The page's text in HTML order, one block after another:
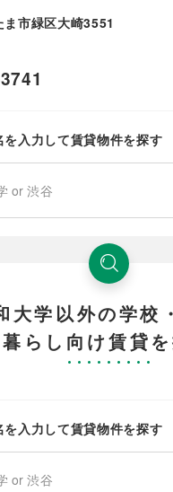
市緑区大崎3551
入力して賃貸物件を探す
大学以外の学校
暮らし向け賃貸
入力して賃貸物件を探す